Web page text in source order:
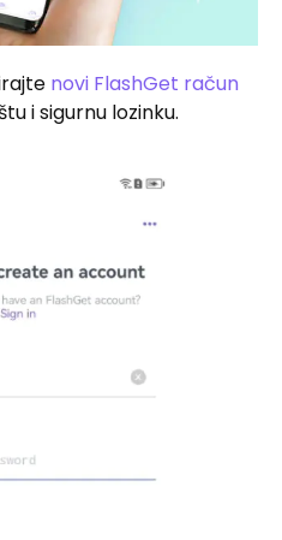
novi FlashGet račun
i sigurnu lozinku.